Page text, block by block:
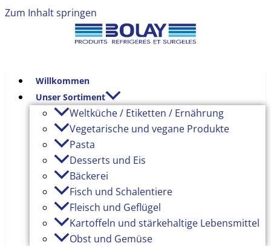
Zum Inhalt springen
Willkommen
Unser Sortiment
Weltküche / Etiketten / Ernährung
Vegetarische und vegane Produkte
Pasta
Desserts und Eis
Bäckerei
Fisch und Schalentiere
Fleisch und Geflügel
Kartoffeln und stärkehaltige Lebensmittel
Obst und Gemüse